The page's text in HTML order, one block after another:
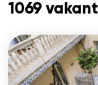
1069